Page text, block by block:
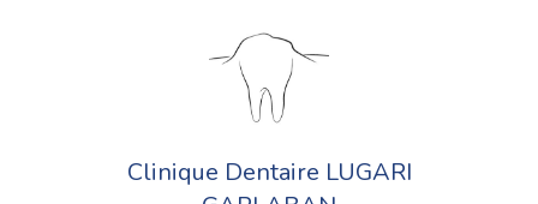
Clinique Dentaire LUGARI